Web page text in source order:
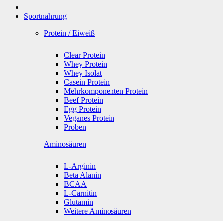
Sportnahrung
Protein / Eiweiß
Clear Protein
Whey Protein
Whey Isolat
Casein Protein
Mehrkomponenten Protein
Beef Protein
Egg Protein
Veganes Protein
Proben
Aminosäuren
L-Arginin
Beta Alanin
BCAA
L-Carnitin
Glutamin
Weitere Aminosäuren